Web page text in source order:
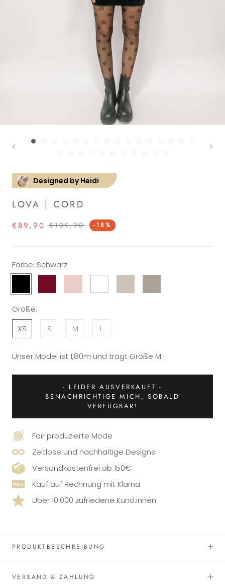
Designed by Heidi
LOVA | CORD
€89,90 €109,90 -18%
Farbe: Schwarz
Größe:
XS
S M L
Unser Model ist 1,80m und trägt Größe M.
- LEIDER AUSVERKAUFT -
BENACHRICHTIGE MICH, SOBALD
VERFÜGBAR!
Fair produzierte Mode
Zeitlose und nachhaltige Designs
Versandkostenfrei ab 150€
Kauf auf Rechnung mit Klarna
Über 10.000 zufriedene Kund:innen
PRODUKTBESCHREIBUNG
VERSAND & ZAHLUNG